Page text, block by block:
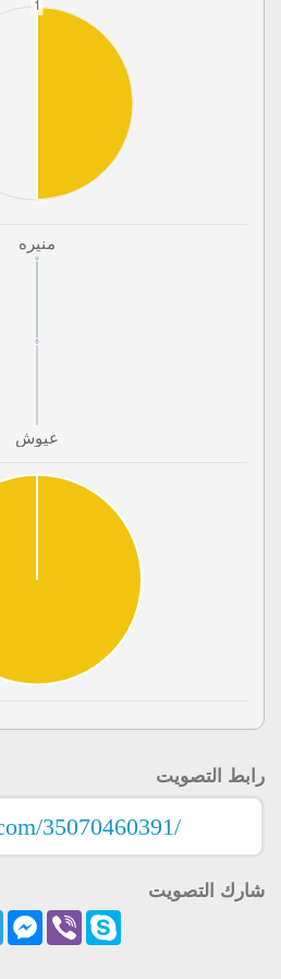
رابط التصويت
شارك التصويت
ViberSkype